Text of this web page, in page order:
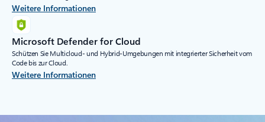
Weitere Informationen
Microsoft Defender for Cloud
Schützen Sie Multicloud- und Hybrid-Umgebungen mit integrierter Sicherheit vom
Code bis zur Cloud.
Weitere Informationen